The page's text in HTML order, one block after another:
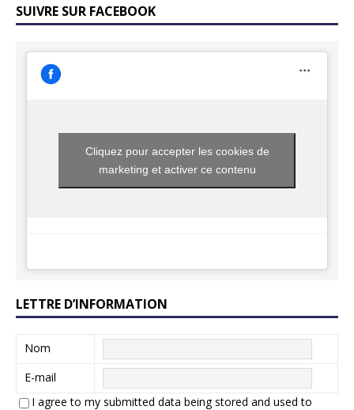
SUIVRE SUR FACEBOOK
Cliquez pour accepter les cookies de
marketing et activer ce contenu
LETTRE D’INFORMATION
Nom
E-mail
I agree to my submitted data being stored and used to